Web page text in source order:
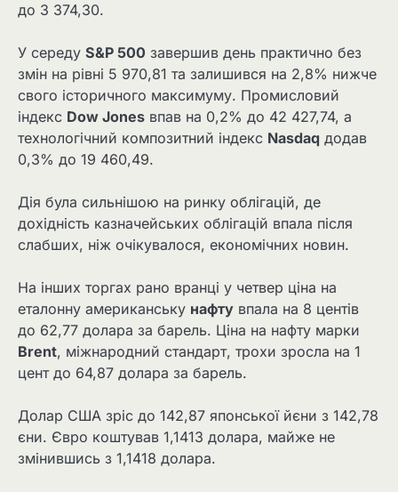
до 3 374,30.
У середу S&P 500 завершив день практично без
змін на рівні 5 970,81 та залишився на 2,8% нижче
свого історичного максимуму. Промисловий
індекс Dow Jones впав на 0,2% до 42 427,74, а
технологічний композитний індекс Nasdaq додав
0,3% до 19 460,49.
Дія була сильнішою на ринку облігацій, де
дохідність казначейських облігацій впала після
слабших, ніж очікувалося, економічних новин.
На інших торгах рано вранці у четвер ціна на
еталонну американську нафту впала на 8 центів
до 62,77 долара за барель. Ціна на нафту марки
Brent, міжнародний стандарт, трохи зросла на 1
цент до 64,87 долара за барель.
Долар США зріс до 142,87 японської йєни з 142,78
єни. Євро коштував 1,1413 долара, майже не
змінившись з 1,1418 долара.